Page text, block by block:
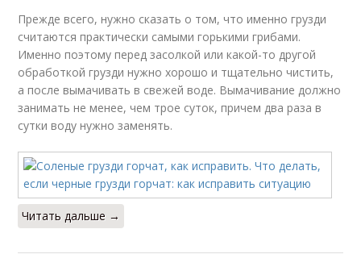
Прежде всего, нужно сказать о том, что именно грузди
считаются практически самыми горькими грибами.
Именно поэтому перед засолкой или какой-то другой
обработкой грузди нужно хорошо и тщательно чистить,
а после вымачивать в свежей воде. Вымачивание должно
занимать не менее, чем трое суток, причем два раза в
сутки воду нужно заменять.
Читать дальше →